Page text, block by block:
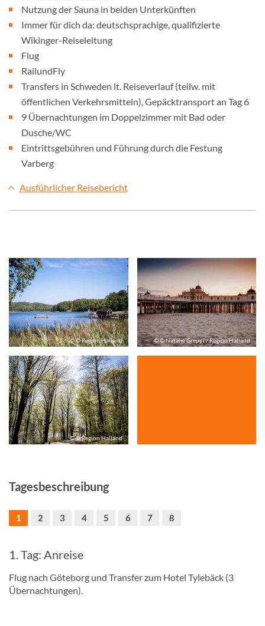
Nutzung der Sauna in beiden Unterkünften
Immer für dich da: deutschsprachige, qualifizierte
Wikinger-Reiseleitung
Flug
RailundFly
Transfers in Schweden lt. Reiseverlauf (teilw. mit
öffentlichen Verkehrsmitteln), Gepäcktransport an Tag 6
9 Übernachtungen im Doppelzimmer mit Bad oder
Dusche/WC
Eintrittsgebühren und Führung durch die Festung
Varberg
Ausführlicher Reisebericht
© © Region Halland © © Natalie Greppi / Region Halland
© © Region Halland
Tagesbeschreibung
1 2 3 4 5 6 7 8
1. Tag: Anreise
Flug nach Göteborg und Transfer zum Hotel Tylebäck (3
Übernachtungen).